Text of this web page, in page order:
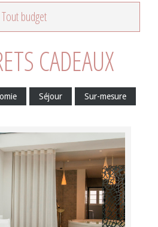
Tout budget
CADEAUX
Séjour Sur-mesure